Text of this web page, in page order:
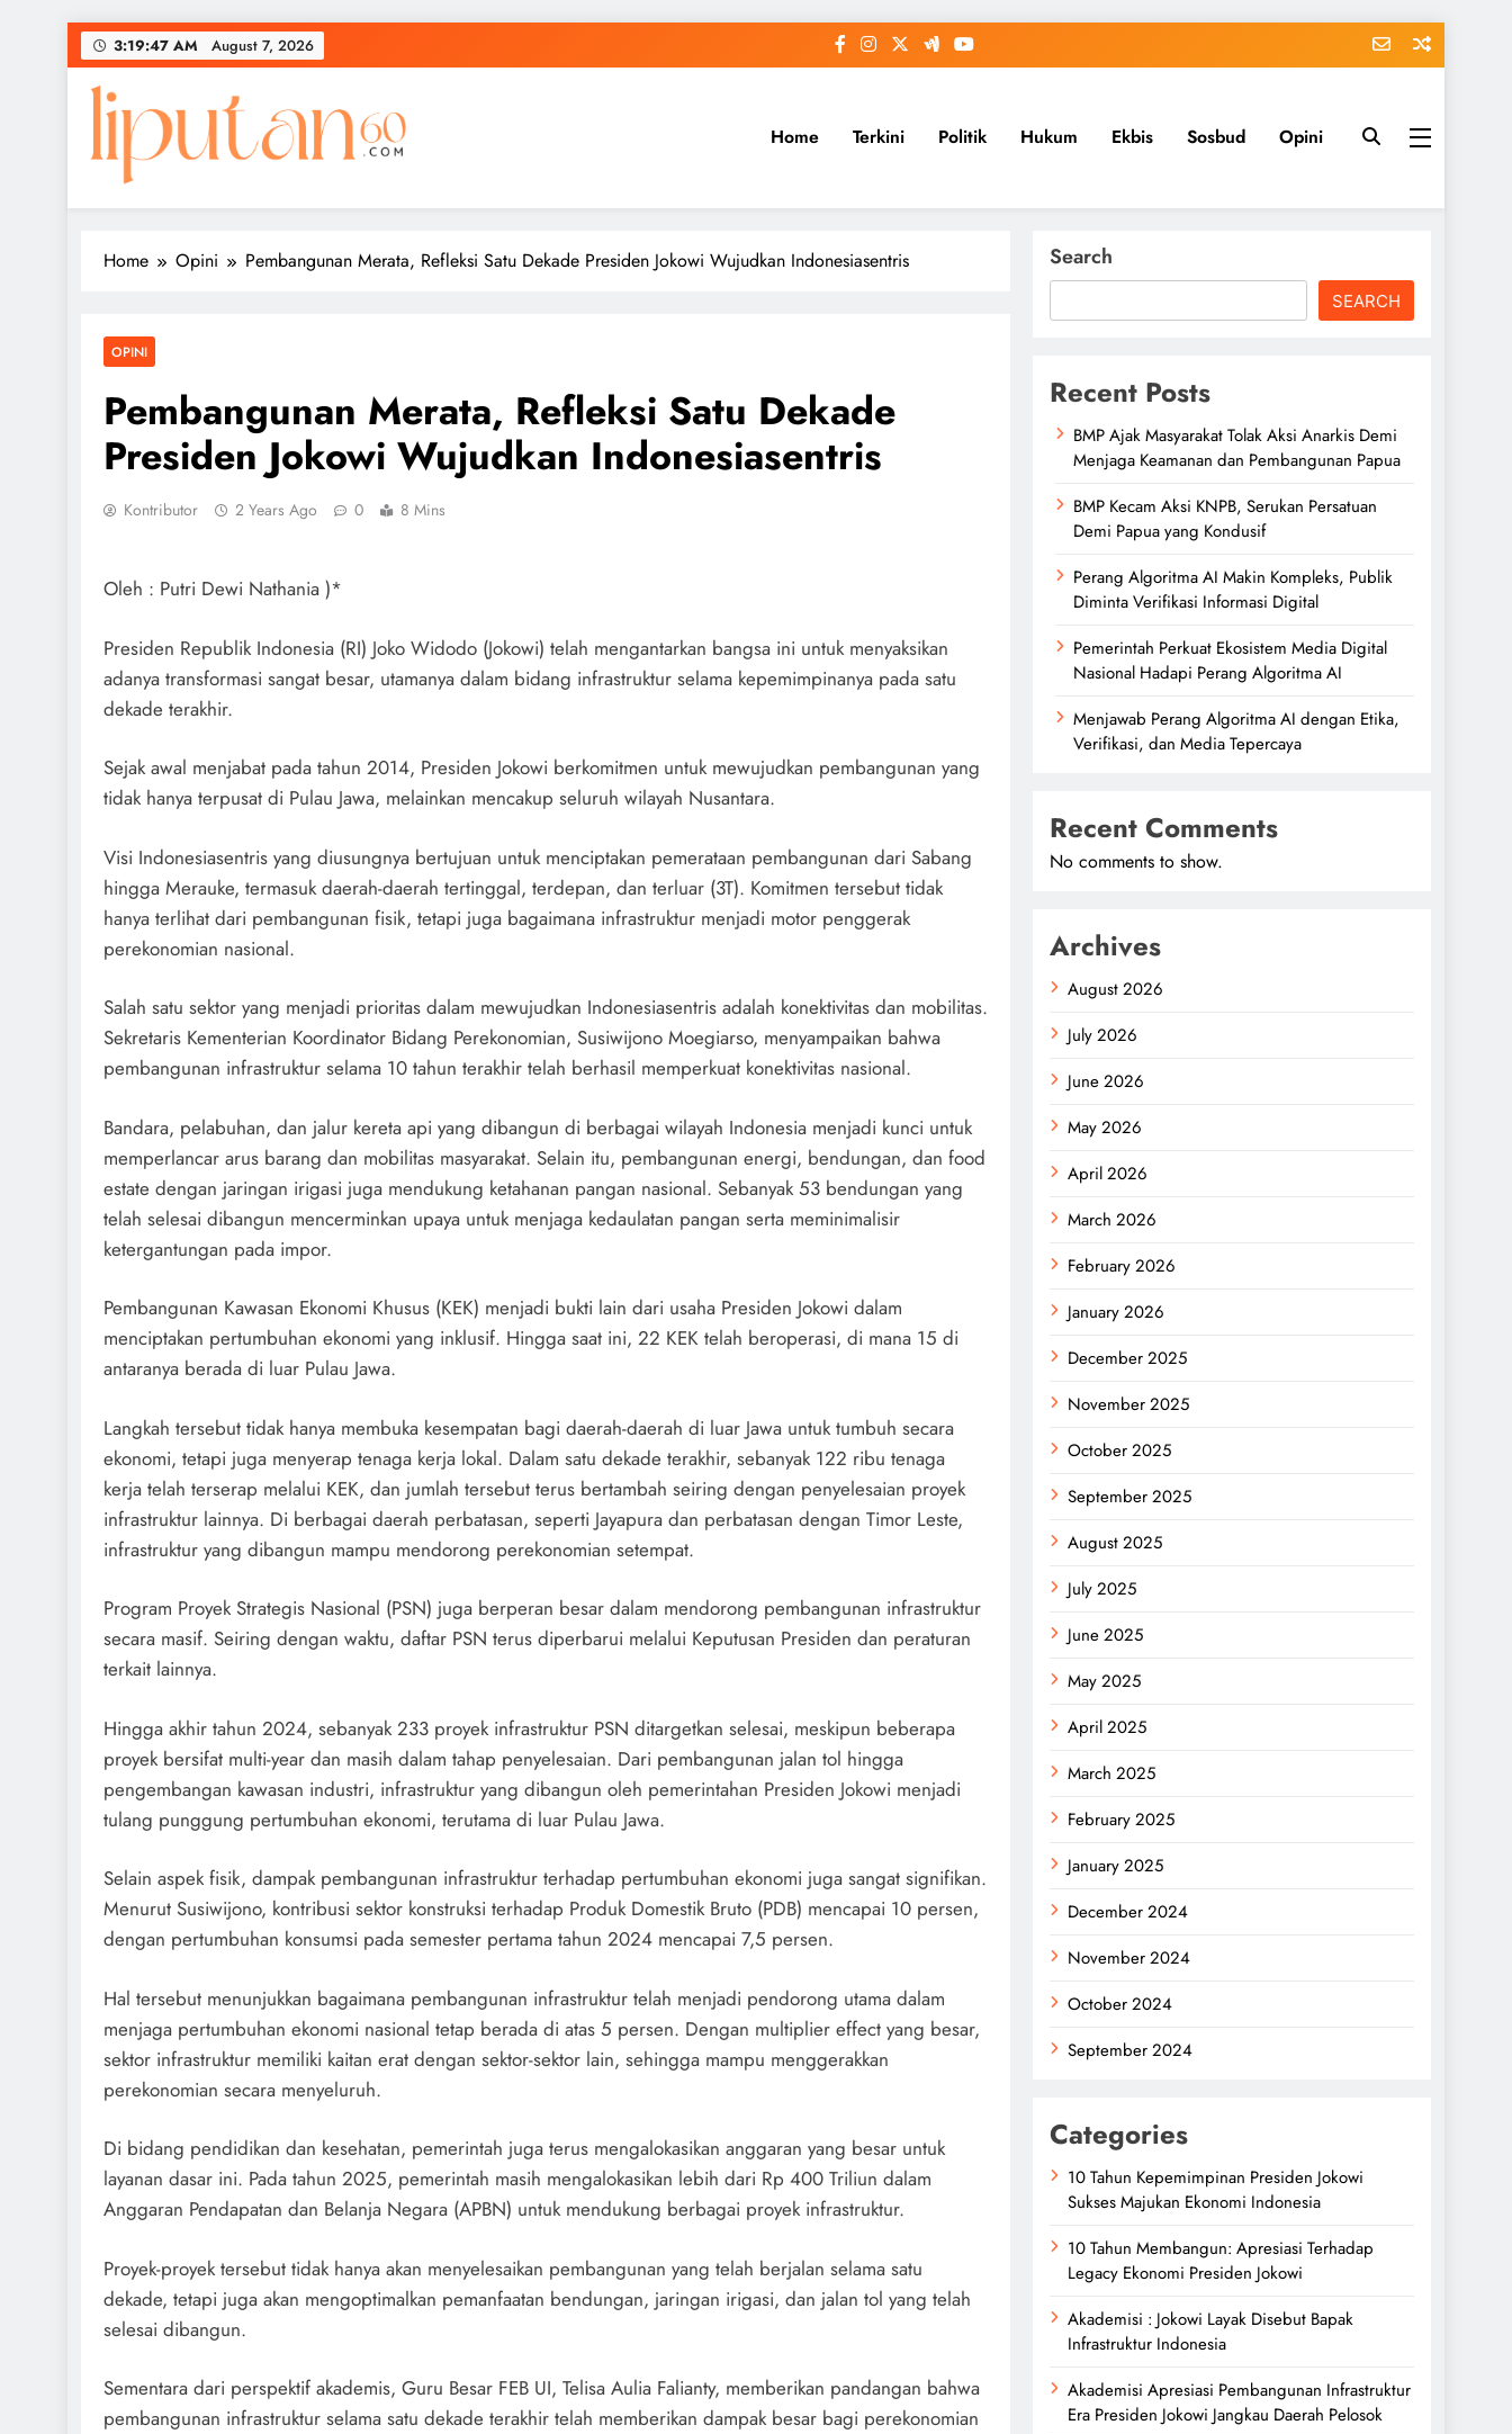
Skip
to
content
3:19:48 AM August 7, 2026
Home Terkini Politik Hukum Ekbis Sosbud Opini
Home Opini Pembangunan Merata, Refleksi Satu Dekade Presiden Jokowi Wujudkan Indonesiasentris
OPINI
Pembangunan Merata, Refleksi Satu Dekade
Presiden Jokowi Wujudkan Indonesiasentris
Kontributor 2 Years Ago 0 8 Mins
Oleh : Putri Dewi Nathania )*
Presiden Republik Indonesia (RI) Joko Widodo (Jokowi) telah mengantarkan bangsa ini untuk menyaksikan
adanya transformasi sangat besar, utamanya dalam bidang infrastruktur selama kepemimpinanya pada satu
dekade terakhir.
Sejak awal menjabat pada tahun 2014, Presiden Jokowi berkomitmen untuk mewujudkan pembangunan yang
tidak hanya terpusat di Pulau Jawa, melainkan mencakup seluruh wilayah Nusantara.
Visi Indonesiasentris yang diusungnya bertujuan untuk menciptakan pemerataan pembangunan dari Sabang
hingga Merauke, termasuk daerah-daerah tertinggal, terdepan, dan terluar (3T). Komitmen tersebut tidak
hanya terlihat dari pembangunan fisik, tetapi juga bagaimana infrastruktur menjadi motor penggerak
perekonomian nasional.
Salah satu sektor yang menjadi prioritas dalam mewujudkan Indonesiasentris adalah konektivitas dan mobilitas.
Sekretaris Kementerian Koordinator Bidang Perekonomian, Susiwijono Moegiarso, menyampaikan bahwa
pembangunan infrastruktur selama 10 tahun terakhir telah berhasil memperkuat konektivitas nasional.
Bandara, pelabuhan, dan jalur kereta api yang dibangun di berbagai wilayah Indonesia menjadi kunci untuk
memperlancar arus barang dan mobilitas masyarakat. Selain itu, pembangunan energi, bendungan, dan food
estate dengan jaringan irigasi juga mendukung ketahanan pangan nasional. Sebanyak 53 bendungan yang
telah selesai dibangun mencerminkan upaya untuk menjaga kedaulatan pangan serta meminimalisir
ketergantungan pada impor.
Pembangunan Kawasan Ekonomi Khusus (KEK) menjadi bukti lain dari usaha Presiden Jokowi dalam
menciptakan pertumbuhan ekonomi yang inklusif. Hingga saat ini, 22 KEK telah beroperasi, di mana 15 di
antaranya berada di luar Pulau Jawa.
Langkah tersebut tidak hanya membuka kesempatan bagi daerah-daerah di luar Jawa untuk tumbuh secara
ekonomi, tetapi juga menyerap tenaga kerja lokal. Dalam satu dekade terakhir, sebanyak 122 ribu tenaga
kerja telah terserap melalui KEK, dan jumlah tersebut terus bertambah seiring dengan penyelesaian proyek
infrastruktur lainnya. Di berbagai daerah perbatasan, seperti Jayapura dan perbatasan dengan Timor Leste,
infrastruktur yang dibangun mampu mendorong perekonomian setempat.
Program Proyek Strategis Nasional (PSN) juga berperan besar dalam mendorong pembangunan infrastruktur
secara masif. Seiring dengan waktu, daftar PSN terus diperbarui melalui Keputusan Presiden dan peraturan
terkait lainnya.
Hingga akhir tahun 2024, sebanyak 233 proyek infrastruktur PSN ditargetkan selesai, meskipun beberapa
proyek bersifat multi-year dan masih dalam tahap penyelesaian. Dari pembangunan jalan tol hingga
pengembangan kawasan industri, infrastruktur yang dibangun oleh pemerintahan Presiden Jokowi menjadi
tulang punggung pertumbuhan ekonomi, terutama di luar Pulau Jawa.
Selain aspek fisik, dampak pembangunan infrastruktur terhadap pertumbuhan ekonomi juga sangat signifikan.
Menurut Susiwijono, kontribusi sektor konstruksi terhadap Produk Domestik Bruto (PDB) mencapai 10 persen,
dengan pertumbuhan konsumsi pada semester pertama tahun 2024 mencapai 7,5 persen.
Hal tersebut menunjukkan bagaimana pembangunan infrastruktur telah menjadi pendorong utama dalam
menjaga pertumbuhan ekonomi nasional tetap berada di atas 5 persen. Dengan multiplier effect yang besar,
sektor infrastruktur memiliki kaitan erat dengan sektor-sektor lain, sehingga mampu menggerakkan
perekonomian secara menyeluruh.
Di bidang pendidikan dan kesehatan, pemerintah juga terus mengalokasikan anggaran yang besar untuk
layanan dasar ini. Pada tahun 2025, pemerintah masih mengalokasikan lebih dari Rp 400 Triliun dalam
Anggaran Pendapatan dan Belanja Negara (APBN) untuk mendukung berbagai proyek infrastruktur.
Proyek-proyek tersebut tidak hanya akan menyelesaikan pembangunan yang telah berjalan selama satu
dekade, tetapi juga akan mengoptimalkan pemanfaatan bendungan, jaringan irigasi, dan jalan tol yang telah
selesai dibangun.
Sementara dari perspektif akademis, Guru Besar FEB UI, Telisa Aulia Falianty, memberikan pandangan bahwa
pembangunan infrastruktur selama satu dekade terakhir telah memberikan dampak besar bagi perekonomian
Search
SEARCH
Recent Posts
BMP Ajak Masyarakat Tolak Aksi Anarkis Demi
Menjaga Keamanan dan Pembangunan Papua
BMP Kecam Aksi KNPB, Serukan Persatuan
Demi Papua yang Kondusif
Perang Algoritma AI Makin Kompleks, Publik
Diminta Verifikasi Informasi Digital
Pemerintah Perkuat Ekosistem Media Digital
Nasional Hadapi Perang Algoritma AI
Menjawab Perang Algoritma AI dengan Etika,
Verifikasi, dan Media Tepercaya
Recent Comments
No comments to show.
Archives
August 2026
July 2026
June 2026
May 2026
April 2026
March 2026
February 2026
January 2026
December 2025
November 2025
October 2025
September 2025
August 2025
July 2025
June 2025
May 2025
April 2025
March 2025
February 2025
January 2025
December 2024
November 2024
October 2024
September 2024
Categories
10 Tahun Kepemimpinan Presiden Jokowi
Sukses Majukan Ekonomi Indonesia
10 Tahun Membangun: Apresiasi Terhadap
Legacy Ekonomi Presiden Jokowi
Akademisi : Jokowi Layak Disebut Bapak
Infrastruktur Indonesia
Akademisi Apresiasi Pembangunan Infrastruktur
Era Presiden Jokowi Jangkau Daerah Pelosok